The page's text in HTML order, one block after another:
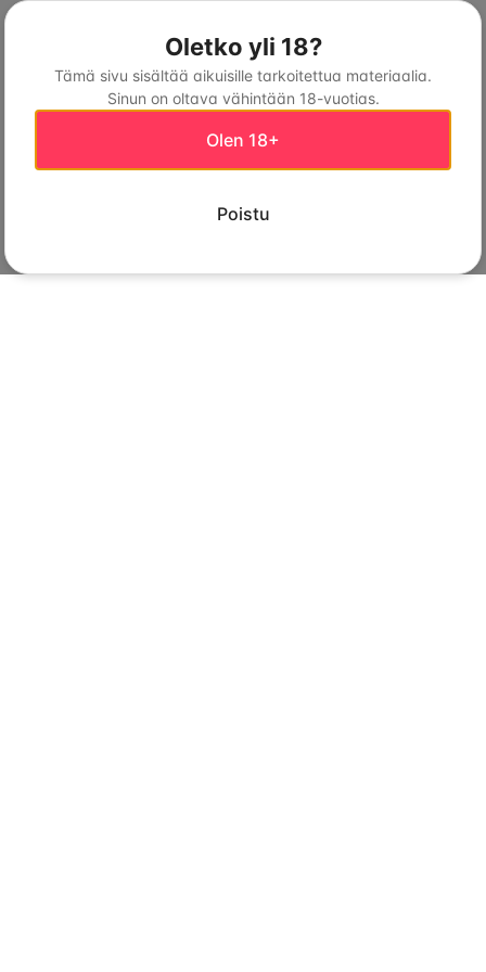
Oletko yli 18?
Tämä sivu sisältää aikuisille tarkoitettua materiaalia.
Sinun on oltava vähintään 18-vuotias.
Olen 18+
Poistu